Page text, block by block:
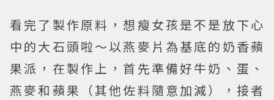
看完了製作原料，想瘦女孩是不是放下心
中的大石頭啦～以燕麥片為基底的奶香蘋
果派，在製作上，首先準備好牛奶、蛋、
燕麥和蘋果（其他佐料隨意加減），接者